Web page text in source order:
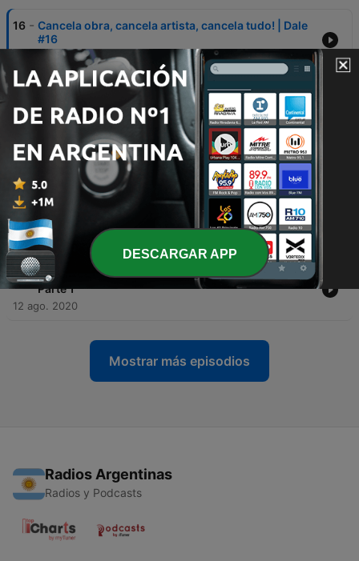
16 - Cancela obra, cancela artista, cancela tudo! | Dale
#16
07 oct. 2020
15 - Existe solução para O Dilema das Redes? | Dale
25 sep. 2020
14 - Dando letrinha, mas com carinho. Agora em vídeo!
| Dale #14 - Parte 2
10 sep. 2020
13
Aprendendo a fazer uma live enquanto faz uma
live. | Dale #13
28 ago. 2020
12 - Dando letrinha, mas com carinho. | Dale #12 -
Parte 1
12 ago. 2020
Mostrar más episodios
Radios Argentinas
Radios y Podcasts
DESCARGAR APP